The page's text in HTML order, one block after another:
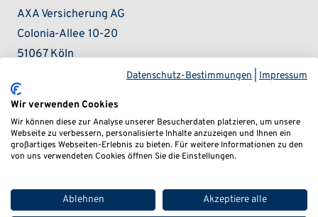
AXA Versicherung AG
Colonia-Allee 10-20
51067 Köln
Haftpflichtversicherung Dr. Stoll & Sauer Litigation
Rechtsanwaltsgesellschaft mbH
AXA Versicherung AG
Colonia-Allee 10-20
Räumlicher Geltungsbereich der Gesellschaften: alle
Datenschutz-Bestimmungen Impressum
Wir verwenden Cookies
Wir können diese zur Analyse unserer Besucherdaten platzieren, um unsere
Webseite zu verbessern, personalisierte Inhalte anzuzeigen und Ihnen ein
großartiges Webseiten-Erlebnis zu bieten. Für weitere Informationen zu den
von uns verwendeten Cookies öffnen Sie die Einstellungen.
Ablehnen Akzeptiere alle